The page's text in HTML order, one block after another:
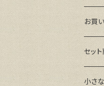
お買
セッ
小さ